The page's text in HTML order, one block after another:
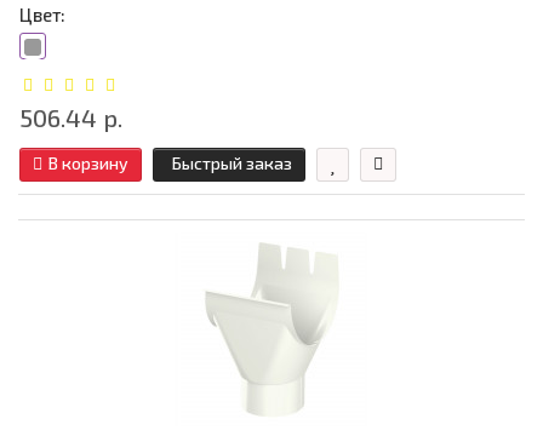
Цвет:
506.44 р.
В корзину Быстрый заказ